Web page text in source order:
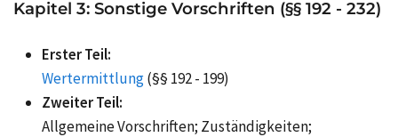
Kapitel 3: Sonstige Vorschriften (§§ 192 - 232)
Erster Teil:
Wertermittlung(§§ 192 - 199)
Zweiter Teil:
Allgemeine Vorschriften; Zuständigkeiten;